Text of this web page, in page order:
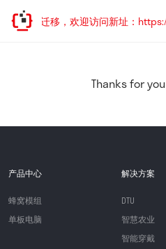
地址已迁移，欢迎访问新址：
Thanks for
产品中心
蜂窝模组
单板电脑
解决方案
DTU
智慧农业
智能穿戴